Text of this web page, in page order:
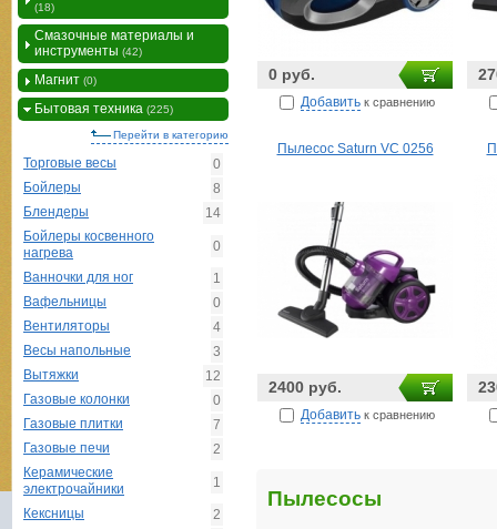
0 руб.
Добавить к сравнению
Пылесос Saturn VC 0256
2400 руб.
Добавить к сравнению
Пылесосы
(18)
Смазочные материалы и
инструменты (42)
Магнит (0)
Бытовая техника (225)
Перейти в категорию
Торговые весы
0
Бойлеры
8
Блендеры
14
Бойлеры косвенного
нагрева
0
Ванночки для ног
1
Вафельницы
0
Вентиляторы
4
Весы напольные
3
Вытяжки
12
Газовые колонки
0
Газовые плитки
7
Газовые печи
2
Керамические
электрочайники
1
Кексницы
2